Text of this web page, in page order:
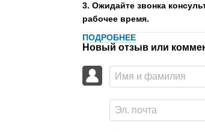
3. Ожидайте звонка
рабочее время.
ПОДРОБНЕЕ
Новый отзыв или